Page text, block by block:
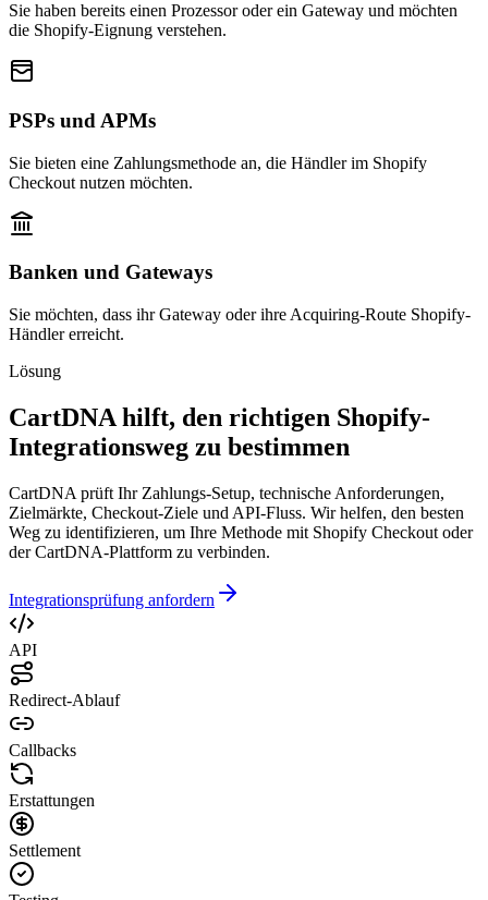
Sie haben bereits einen Prozessor oder ein Gateway und möchten
die Shopify-Eignung verstehen.
PSPs und APMs
Sie bieten eine Zahlungsmethode an, die Händler im Shopify
Checkout nutzen möchten.
Banken und Gateways
Sie möchten, dass ihr Gateway oder ihre Acquiring-Route Shopify-
Händler erreicht.
Lösung
CartDNA hilft, den richtigen Shopify-
Integrationsweg zu bestimmen
CartDNA prüft Ihr Zahlungs-Setup, technische Anforderungen,
Zielmärkte, Checkout-Ziele und API-Fluss. Wir helfen, den besten
Weg zu identifizieren, um Ihre Methode mit Shopify Checkout oder
der CartDNA-Plattform zu verbinden.
Integrationsprüfung anfordern
API
Redirect-Ablauf
Callbacks
Erstattungen
Settlement